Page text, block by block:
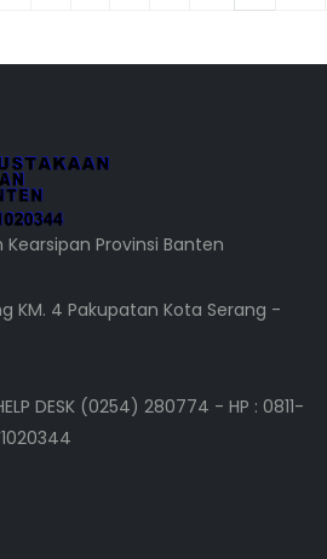
Provinsi Banten
KM. 4 Pakupatan Kota Serang -
DESK (0254) 280774 - HP : 0811-